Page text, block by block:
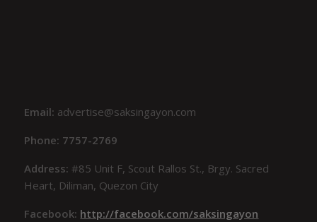
Email: advertise@saksingayon.com
Phone: 7757-2769
Address:#85 Unit F, Scout Rallos St., Brgy. Sacred
Heart, Diliman, Quezon City
Facebook: http://facebook.com/saksingayon